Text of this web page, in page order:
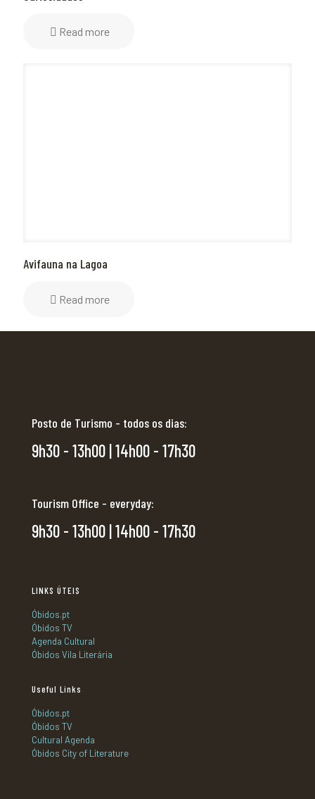
Read more
Avifauna na Lagoa
Read more
Posto de Turismo - todos os dias:
9h30 - 13h00 | 14h00 - 17h30
Tourism Office - everyday:
9h30 - 13h00 | 14h00 - 17h30
LINKS ÚTEIS
Óbidos.pt
Óbidos TV
Agenda Cultural
Óbidos Vila Literária
Useful Links
Óbidos.pt
Óbidos TV
Cultural Agenda
Óbidos City of Literature